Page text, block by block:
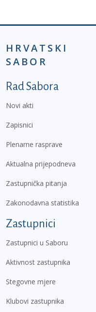
HRVATSKI
SABOR
Podnožje prvi
Rad Sabora
Novi akti
Zapisnici
Plenarne rasprave
Aktualna prijepodneva
Zastupnička pitanja
Zakonodavna statistika
Zastupnici
Zastupnici u Saboru
Aktivnost zastupnika
Stegovne mjere
Klubovi zastupnika